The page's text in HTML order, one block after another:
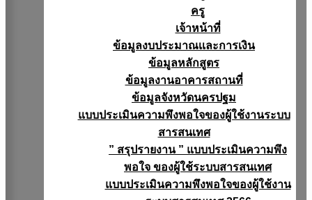
ครู
เจ้าหน้าที่
ข้อมูลงบประมาณเเละการเงิน
ข้อมูลหลักสูตร
ข้อมูลงานอาคารสถานที่
ข้อมูลจังหวัดนครปฐม
แบบประเมินความพึงพอใจของผู้ใช้งานระบบ
สารสนเทศ
” สรุปรายงาน ” แบบประเมินความพึง
พอใจ ของผู้ใช้ระบบสารสนเทศ
แบบประเมินความพึงพอใจของผู้ใช้งาน